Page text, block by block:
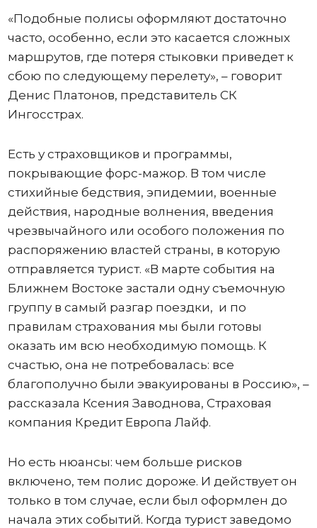
«Подобные полисы оформляют достаточно
часто, особенно, если это касается сложных
маршрутов, где потеря стыковки приведет к
сбою по следующему перелету», – говорит
Денис Платонов, представитель СК
Ингосстрах.
Есть у страховщиков и программы,
покрывающие форс-мажор. В том числе
стихийные бедствия, эпидемии, военные
действия, народные волнения, введения
чрезвычайного или особого положения по
распоряжению властей страны, в которую
отправляется турист. «В марте события на
Ближнем Востоке застали одну съемочную
группу в самый разгар поездки, и по
правилам страхования мы были готовы
оказать им всю необходимую помощь. К
счастью, она не потребовалась: все
благополучно были эвакуированы в Россию», –
рассказала Ксения Заводнова, Страховая
компания Кредит Европа Лайф.
Но есть нюансы: чем больше рисков
включено, тем полис дороже. И действует он
только в том случае, если был оформлен до
начала этих событий. Когда турист заведомо